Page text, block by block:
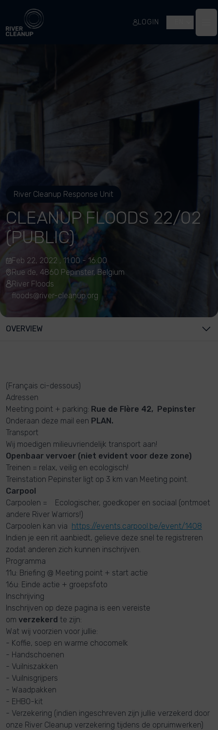
River Cleanup
LOGIN
River Cleanup Response Unit
CLEANUP FLOODS 22/02
(PUBLIC)
Feb 22, 2022 , 11:00 - 16:00
Rue de, 4860 Pepinster, Belgium
River Floods
floods@river-cleanup.org
OVERVIEW
(Français ci-dessous)
Adressen
Meeting point + parking: Rue de Flère 42, Pepinster
Onderaan deze mail een PLAN.
Transport
Wij moedigen milieuvriendelijk transport aan!
Openbaar vervoer (niet evident voor deze zone)
Treinen = relax, veilig en ecologisch!
Treinstation Pepinster ligt op 3 km van Meeting point.
Carpool
Carpoolen = Ecologischer, goedkoper en sociaal (ontmoet
andere River Warriors!)
Carpoolen kan via https://events.carpool.be/event/1408
Indien je een rit aanbiedt, gelieve deze snel te registreren
zodat anderen zich kunnen inschrijven.
Programma
11u: Briefing @ Meeting point + start actie
16u: Einde actie + groepsfoto
Inschrijving
Inschrijven op deze pagina is een vereiste
om verzekerd te zijn:
Wat wij voorzien voor jullie:
- Koffie, soep en warme chocomelk
- Handschoenen
- Vuilniszakken
- Vuilnisgrijpers
- Waadpakken
- EHBO-kit
- Verzekering (indien ingeschreven zijn jullie verzekerd door
onze River Cleanup verzekering tijdens de opruimwerken)